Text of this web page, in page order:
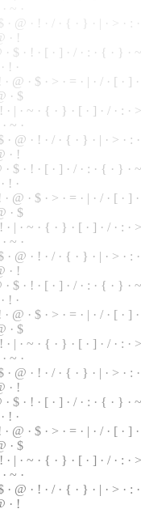
~ ·
· @ · ! · / · { · } · | · > · :
· !
· $ · ! · [ · ] · / · : · { · } ·
! ·
@ · $ · > · = · | · / · [ · ]
· $
· | · ~ · { · } · [ · ] · / · : ·
~ ·
· @ · ! · / · { · } · | · > · :
· !
$ · ! · [ · ] · / · : · { · } ·
! ·
@ · $ · > · = · | · / · [ · ]
· $
| · ~ · { · } · [ · ] · / · : ·
~ ·
· @ · ! · / · { · } · | · > · :
· !
· $ · ! · [ · ] · / · : · { · } ·
! ·
@ · $ · > · = · | · / · [ · ]
· $
· | · ~ · { · } · [ · ] · / · : ·
~ ·
· @ · ! · / · { · } · | · > · :
· !
· $ · ! · [ · ] · / · : · { · } · ~
! ·
@ · $ · > · = · | · / · [ · ]
· $
· | · ~ · { · } · [ · ] · / · : ·
· ~ ·
· @ · ! · / · { · } · | · > · :
· !